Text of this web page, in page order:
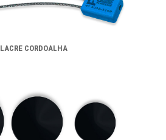
LACRE CORDOALHA